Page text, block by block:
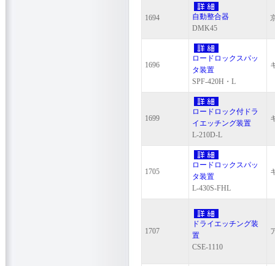
1694
自動整合器
DMK45
1696
ロードロックスパッ
タ装置
SPF-420H・L
1699
ロードロック付ドラ
イエッチング装置
L-210D-L
1705
ロードロックスパッ
タ装置
L-430S-FHL
1707
ドライエッチング装
置
CSE-1110